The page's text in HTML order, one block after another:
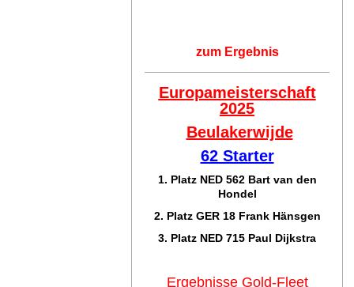
zum Ergebnis
Europameisterschaft
2025
Beulakerwijde
62 Starter
1. Platz NED 562 Bart van den
Hondel
2. Platz GER 18 Frank Hänsgen
3. Platz NED 715 Paul Dijkstra
Ergebnisse Gold-Fleet